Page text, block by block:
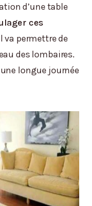
d’une table
ces
va permettre de
des lombaires.
longue journée